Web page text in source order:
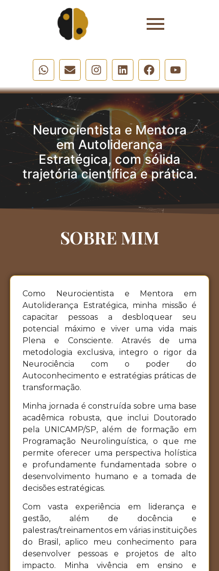
Neurocientista e Mentora
em Autoliderança
Estratégica, com sólida
trajetória científica e prática.
SOBRE MIM
Como Neurocientista e Mentora em
Autoliderança Estratégica, minha missão é
capacitar pessoas a desbloquear seu
potencial máximo e viver uma vida mais
Plena e Consciente. Através de uma
metodologia exclusiva, integro o rigor da
Neurociência com o poder do
Autoconhecimento e estratégias práticas de
transformação.
Minha jornada é construída sobre uma base
acadêmica robusta, que inclui Doutorado
pela UNICAMP/SP, além de formação em
Programação Neurolinguística, o que me
permite oferecer uma perspectiva holística
e profundamente fundamentada sobre o
desenvolvimento humano e a tomada de
decisões estratégicas.
Com vasta experiência em liderança e
gestão, além de docência e
palestras/treinamentos em várias instituições
do Brasil, aplico meu conhecimento para
desenvolver pessoas e projetos de alto
impacto. Minha vivência em ensino e